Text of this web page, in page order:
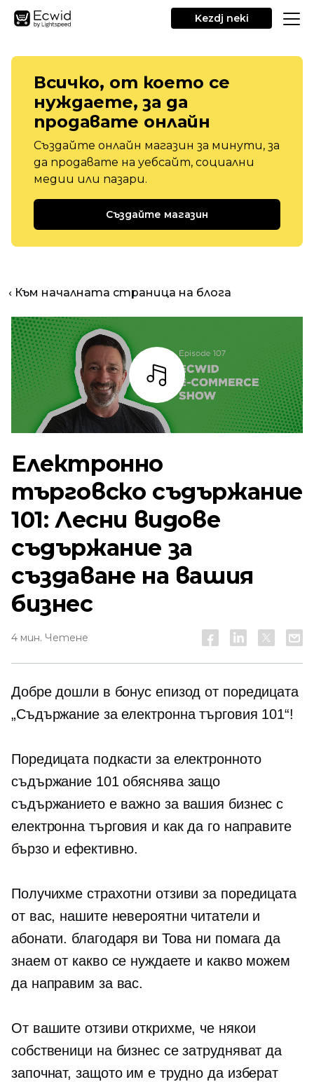
Kezdj neki
Всичко, от което се
нуждаете, за да
продавате онлайн
Създайте онлайн магазин за минути, за
да продавате на уебсайт, социални
медии или пазари.
Създайте магазин
‹ Към началната страница на блога
Слушай
Електронно
търговско съдържание
101: Лесни видове
съдържание за
създаване на вашия
бизнес
4 мин. Четене
Добре дошли в бонус епизод от поредицата
„Съдържание за електронна търговия 101“!
Поредицата подкасти за електронното
съдържание 101 обяснява защо
съдържанието е важно за вашия бизнес с
електронна търговия и как да го направите
бързо и ефективно.
Получихме страхотни отзиви за поредицата
от вас, нашите невероятни читатели и
абонати. благодаря ви Това ни помага да
знаем от какво се нуждаете и какво можем
да направим за вас.
От вашите отзиви открихме, че някои
собственици на бизнес се затрудняват да
започнат, защото им е трудно да изберат